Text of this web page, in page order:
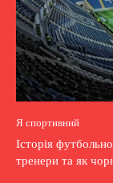
Я спортивний
Історія
тренери та як